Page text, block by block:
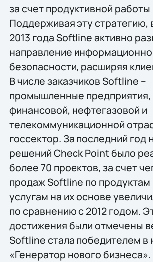
за счет продуктивной
Поддерживая эту стратегию,
2013 года Softline активно
направление
безопасности, расширяя
В числе заказчиков Softline –
промышленные предприятия,
финансовой, нефтегазовой и
телекоммуникационной
госсектор. За последний год
решений Check Point было
более 70 проектов, за счет
продаж Softline по продуктам
услугам на их основе
по сравнению с 2012 годом.
достижения были отмечены
Softline стала победителем в
«Генератор нового бизнеса».